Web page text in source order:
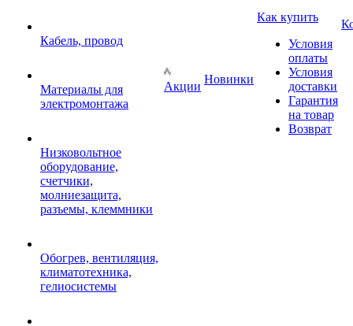
Кабель, провод
Материалы для
электромонтажа
Низковольтное
оборудование,
счетчики,
молниезащита,
разъемы, клеммники
Обогрев, вентиляция,
климатотехника,
гелиосистемы
Акции
Новинки
Как купить
Условия
оплаты
Условия
доставки
Гарантия
на товар
Возврат